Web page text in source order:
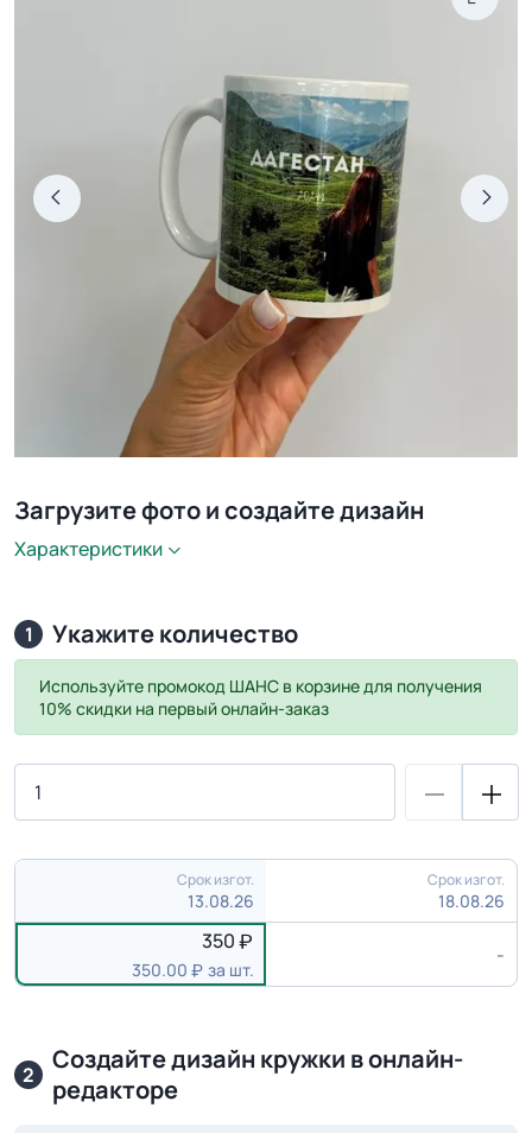
Загрузите фото и создайте дизайн
Характеристики
1 Укажите количество
Используйте промокод ШАНС в корзине для получения
10% скидки на первый онлайн-заказ
Срок изгот.
13.08.26
Срок изгот.
18.08.26
350
350.00 за шт.
-
2
Создайте дизайн кружки в онлайн-
редакторе